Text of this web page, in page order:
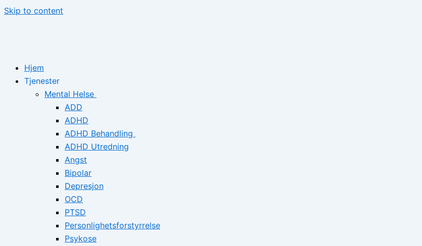
Skip to content
Hjem
Tjenester
Mental Helse
ADD
ADHD
ADHD Behandling
ADHD Utredning
Angst
Bipolar
Depresjon
OCD
PTSD
Personlighetsforstyrrelse
Psykose